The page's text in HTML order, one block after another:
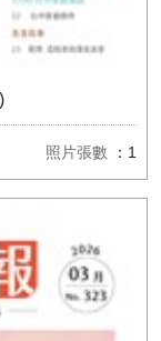
照片張數 ：1